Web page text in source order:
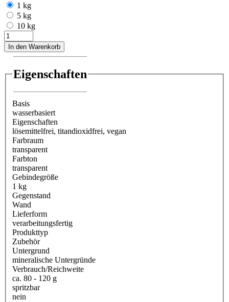
1 kg
5 kg
10 kg
In den Warenkorb
Eigenschaften
Basis
wasserbasiert
Eigenschaften
lösemittelfrei, titandioxidfrei, vegan
Farbraum
transparent
Farbton
transparent
Gebindegröße
1 kg
Gegenstand
Wand
Lieferform
verarbeitungsfertig
Produkttyp
Zubehör
Untergrund
mineralische Untergründe
Verbrauch/Reichweite
ca. 80 - 120 g
spritzbar
nein